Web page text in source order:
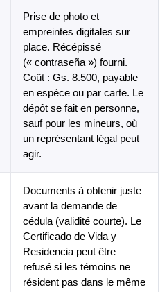
Prise de photo et
empreintes digitales sur
place. Récépissé
(« contraseña ») fourni.
Coût : Gs. 8.500, payable
en espèce ou par carte. Le
dépôt se fait en personne,
sauf pour les mineurs, où
un représentant légal peut
agir.
Documents à obtenir juste
avant la demande de
cédula (validité courte). Le
Certificado de Vida y
Residencia peut être
refusé si les témoins ne
résident pas dans le même